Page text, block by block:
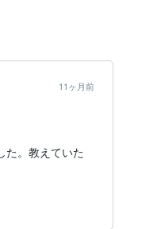
11ヶ月前
た。教えていた